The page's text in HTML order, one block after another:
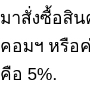
มาสั่งซื้อสิ
คอมฯ หรือ
คือ 5%.